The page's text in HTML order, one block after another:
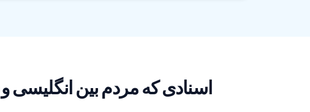
اسنادی که مردم بین انگلیسی